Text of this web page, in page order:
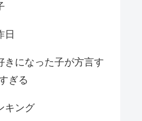
日
きになった子が方言す
ぎる
キング